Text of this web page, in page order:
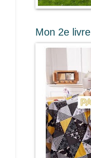
Mon 2e livre